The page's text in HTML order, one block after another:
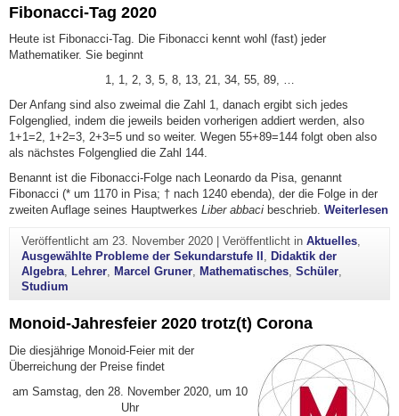
Fibonacci-Tag 2020
Heute ist Fibonacci-Tag. Die Fibonacci kennt wohl (fast) jeder
Mathematiker. Sie beginnt
1, 1, 2, 3, 5, 8, 13, 21, 34, 55, 89, …
Der Anfang sind also zweimal die Zahl 1, danach ergibt sich jedes
Folgenglied, indem die jeweils beiden vorherigen addiert werden, also
1+1=2, 1+2=3, 2+3=5 und so weiter. Wegen 55+89=144 folgt oben also
als nächstes Folgenglied die Zahl 144.
Benannt ist die Fibonacci-Folge nach Leonardo da Pisa, genannt
Fibonacci (* um 1170 in Pisa; † nach 1240 ebenda), der die Folge in der
zweiten Auflage seines Hauptwerkes Liber abbaci beschrieb. Weiterlesen
Veröffentlicht am 23. November 2020| Veröffentlicht in Aktuelles,
Ausgewählte Probleme der Sekundarstufe II , Didaktik der
Algebra, Lehrer, Marcel Gruner, Mathematisches, Schüler,
Studium
Monoid-Jahresfeier 2020 trotz(t) Corona
Die diesjährige Monoid-Feier mit der
Überreichung der Preise findet
am Samstag, den 28. November 2020, um 10
Uhr